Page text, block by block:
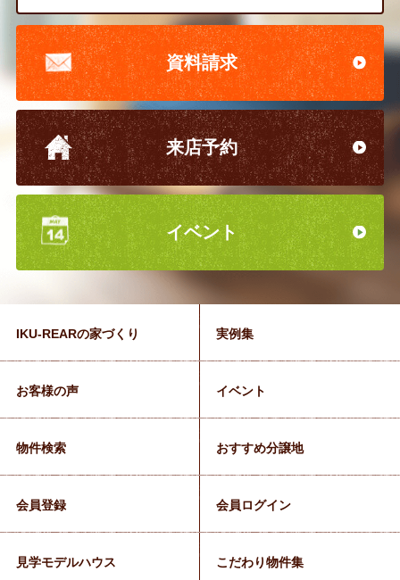
資料請求
来店予約
イベント
IKU-REARの家づくり 実例集
お客様の声 イベント
物件検索 おすすめ分譲地
会員登録 会員ログイン
見学モデルハウス こだわり物件集